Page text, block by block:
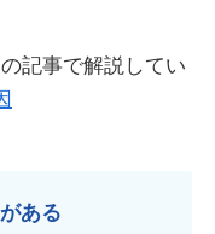
記事で解説してい
ある